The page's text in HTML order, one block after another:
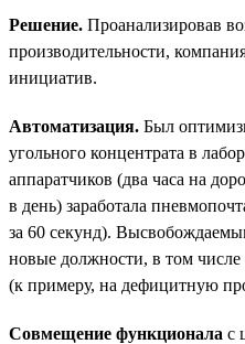
Решение. Проанализировав
производительности,
инициатив.
Автоматизация. Был
угольного концентрата в
аппаратчиков (два часа на
в день) заработала
за 60 секунд).
новые должности, в том
(к примеру, на дефицитную
Совмещение функционала с